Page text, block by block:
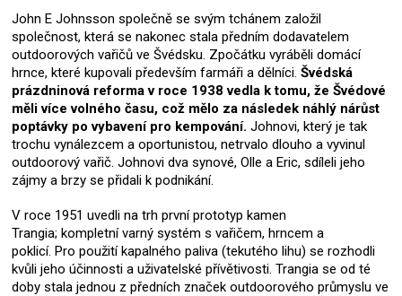
John E Johnsson společně se svým tchánem založil
společnost, která se nakonec stala předním dodavatelem
outdoorových vařičů ve Švédsku. Zpočátku vyráběli domácí
hrnce, které kupovali především farmáři a dělníci. Švédská
prázdninová reforma v roce 1938 vedla k tomu, že Švédové
měli více volného času, což mělo za následek náhlý nárůst
poptávky po vybavení pro kempování. Johnovi, který je tak
trochu vynálezcem a oportunistou, netrvalo dlouho a vyvinul
outdoorový vařič. Johnovi dva synové, Olle a Eric, sdíleli jeho
zájmy a brzy se přidali k podnikání.
V roce 1951 uvedli na trh první prototyp kamen
Trangia; kompletní varný systém s vařičem, hrncem a
poklicí. Pro použití kapalného paliva (tekutého lihu) se rozhodli
kvůli jeho účinnosti a uživatelské přívětivosti. Trangia se od té
doby stala jednou z předních značek outdoorového průmyslu ve